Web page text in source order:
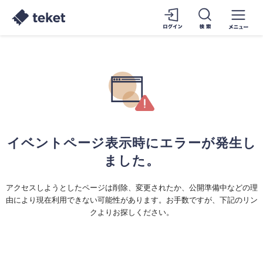
イベントページ表示時にエラーが発生し
ました。
アクセスしようとしたページは削除、変更されたか、公開準備中などの理
由により現在利用できない可能性があります。お手数ですが、下記のリン
クよりお探しください。